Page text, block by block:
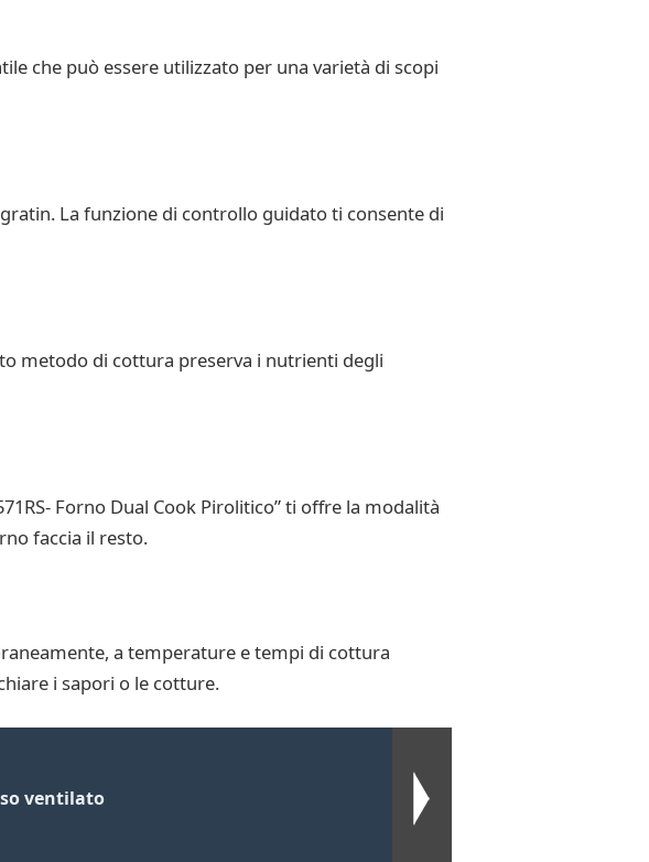
che può essere utilizzato per una varietà di scopi
La funzione di controllo guidato ti consente di
metodo di cottura preserva i nutrienti degli
Forno Dual Cook Pirolitico” ti offre la modalità
faccia il resto.
a temperature e tempi di cottura
i sapori o le cotture.
ventilato